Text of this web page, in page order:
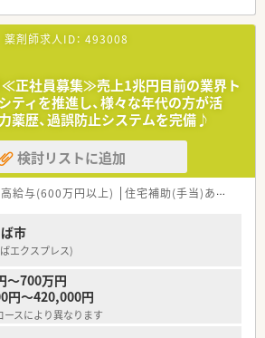
薬剤師求人ID： 493008
≪正社員募集≫売上1兆円目前の業界ト
ティを推進し、様々な年代の方が活
薬歴、過誤防止システムを完備♪
検討リストに追加
高給与(600万円以上) 住宅補助(手当)あり
市
エクスプレス)
～700万円
円～420,000円
スにより異なります